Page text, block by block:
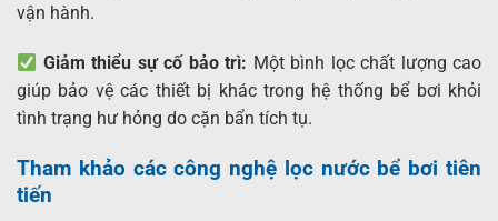
vận hành.
Giảm thiểu sự cố bảo trì: Một bình lọc chất lượng cao
giúp bảo vệ các thiết bị khác trong hệ thống bể bơi khỏi
tình trạng hư hỏng do cặn bẩn tích tụ.
Tham khảo các công nghệ lọc nước bể bơi tiên
tiến